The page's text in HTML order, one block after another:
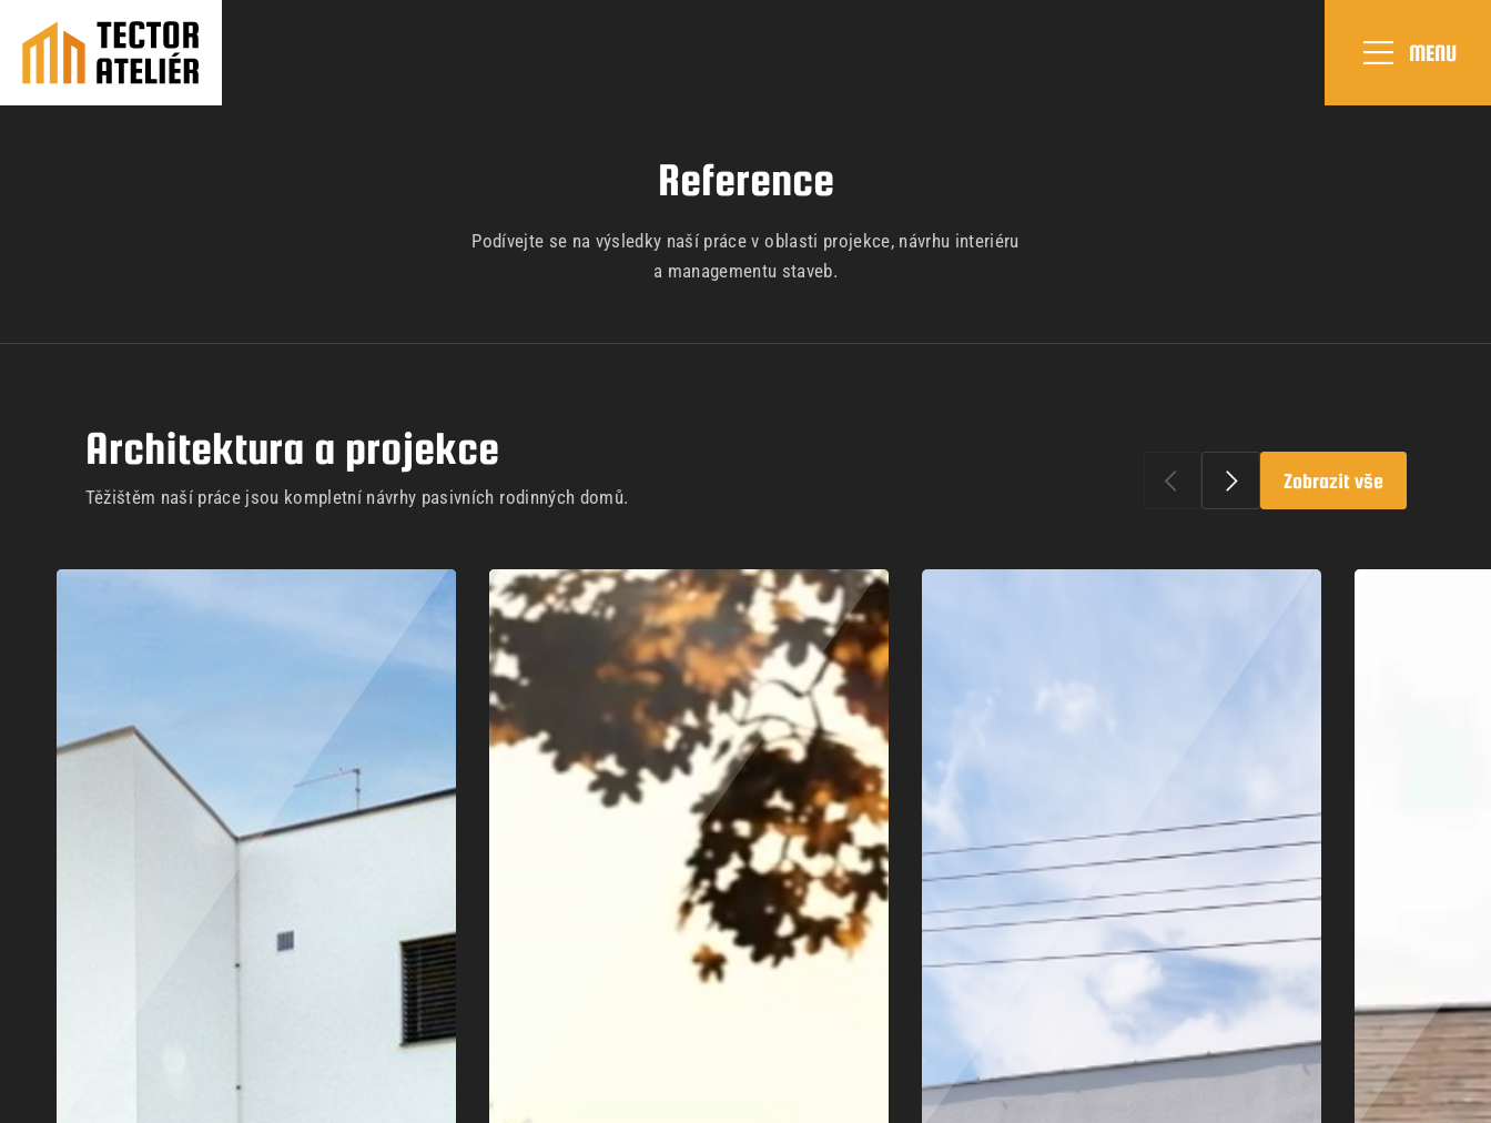
MENU
Reference
Podívejte se na výsledky naší práce v oblasti projekce, návrhu interiéru
a managementu staveb.
Architektura a projekce
Těžištěm naší práce jsou kompletní návrhy pasivních rodinných domů.
Zobrazit vše